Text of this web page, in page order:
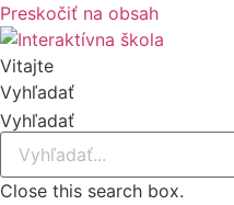
Preskočiť na obsah
Vitajte
Vyhľadať
Vyhľadať
Close this search box.